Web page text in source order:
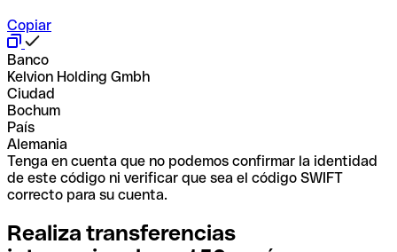
Copiar
Banco
Kelvion Holding Gmbh
Ciudad
Bochum
País
Alemania
Tenga en cuenta que no podemos confirmar la identidad
de este código ni verificar que sea el código SWIFT
correcto para su cuenta.
Realiza transferencias